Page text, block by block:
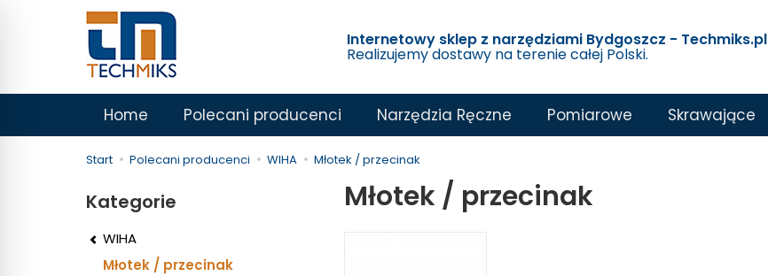
Internetowy sklep z narzędziami Bydgoszcz - Techmiks.pl
Realizujemy dostawy na terenie całej Polski.
Home Polecani producenci Narzędzia Ręczne Pomiarowe Skrawające
Start Polecani producenci WIHA Młotek / przecinak
Młotek / przecinak
Kategorie
WIHA
Młotek / przecinak